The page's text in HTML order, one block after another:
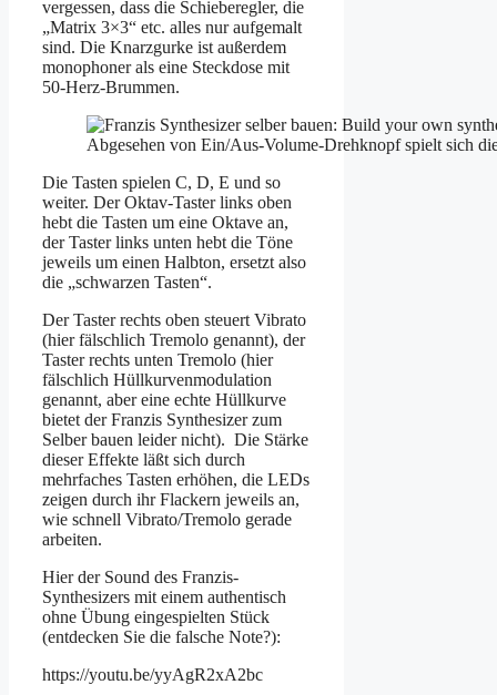
vergessen, dass die Schieberegler, die
„Matrix 3×3“ etc. alles nur aufgemalt
sind. Die Knarzgurke ist außerdem
monophoner als eine Steckdose mit
50-Herz-Brummen.
Abgesehen von Ein/Aus-Volume-Drehknopf spielt sich
Die Tasten spielen C, D, E und so
weiter. Der Oktav-Taster links oben
hebt die Tasten um eine Oktave an,
der Taster links unten hebt die Töne
jeweils um einen Halbton, ersetzt also
die „schwarzen Tasten“.
Der Taster rechts oben steuert Vibrato
(hier fälschlich Tremolo genannt), der
Taster rechts unten Tremolo (hier
fälschlich Hüllkurvenmodulation
genannt, aber eine echte Hüllkurve
bietet der Franzis Synthesizer zum
Selber bauen leider nicht). Die Stärke
dieser Effekte läßt sich durch
mehrfaches Tasten erhöhen, die LEDs
zeigen durch ihr Flackern jeweils an,
wie schnell Vibrato/Tremolo gerade
arbeiten.
Hier der Sound des Franzis-
Synthesizers mit einem authentisch
ohne Übung eingespielten Stück
(entdecken Sie die falsche Note?):
https://youtu.be/yyAgR2xA2bc